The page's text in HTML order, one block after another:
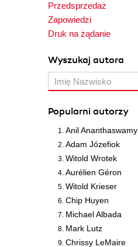
Przedsprzedaż
Zapowiedzi
Druk na żądanie
Wyszukaj autora
Popularni autorzy
Anil Ananthaswamy
Adam Józefiok
Witold Wrotek
Aurélien Géron
Witold Krieser
Chip Huyen
Michael Albada
Mark Lutz
Chrissy LeMaire